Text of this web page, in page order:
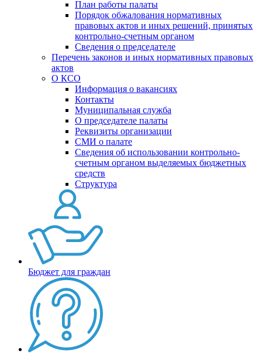
План работы палаты
Порядок обжалования нормативных
правовых актов и иных решений, принятых
контрольно-счетным органом
Сведения о председателе
Перечень законов и иных нормативных правовых
актов
О КСО
Информация о вакансиях
Контакты
Муниципальная служба
О председателе палаты
Реквизиты организации
СМИ о палате
Сведения об использовании контрольно-
счетным органом выделяемых бюджетных
средств
Структура
Бюджет для граждан